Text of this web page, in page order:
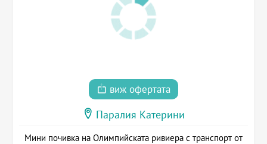
виж офертата
Паралия Катерини
Мини почивка на Олимпийската ривиера с транспорт от